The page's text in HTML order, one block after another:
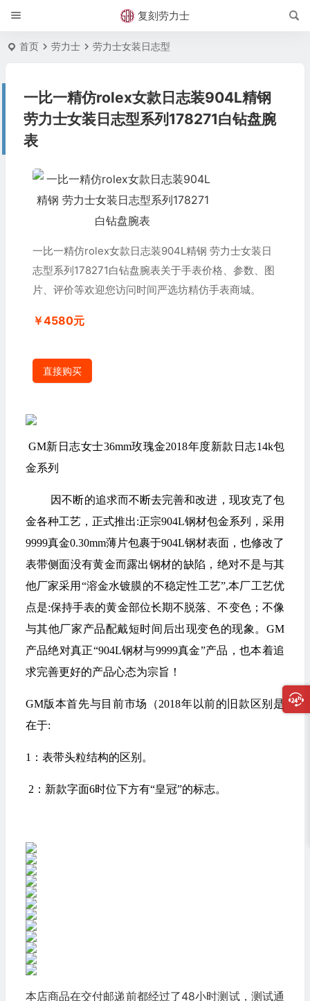
复刻劳力士
首页 劳力士 劳力士女装日志型
一比一精仿rolex女款日志装904L精钢
劳力士女装日志型系列178271白钻盘腕
表
一比一精仿rolex女款日志装904L精钢 劳力士女装日
志型系列178271白钻盘腕表关于手表价格、参数、图
片、评价等欢迎您访问时间严选坊精仿手表商城。
￥4580元
直接购买
GM新日志女士36mm玫瑰金2018年度新款日志14k包
金系列
因不断的追求而不断去完善和改进，现攻克了包
金各种工艺，正式推出:正宗904L钢材包金系列，采用
9999真金0.30mm薄片包裹于904L钢材表面，也修改了
表带侧面没有黄金而露出钢材的缺陷，绝对不是与其
他厂家采用“溶金水镀膜的不稳定性工艺”,本厂工艺优
点是:保持手表的黄金部位长期不脱落、不变色；不像
与其他厂家产品配戴短时间后出现变色的现象。GM
产品绝对真正“904L钢材与9999真金”产品，也本着追
求完善更好的产品心态为宗旨！
GM版本首先与目前市场（2018年以前的旧款区别是
在于:
1：表带头粒结构的区别。
2：新款字面6时位下方有“皇冠”的标志。
本店商品在交付邮递前都经过了48小时测试，测试通